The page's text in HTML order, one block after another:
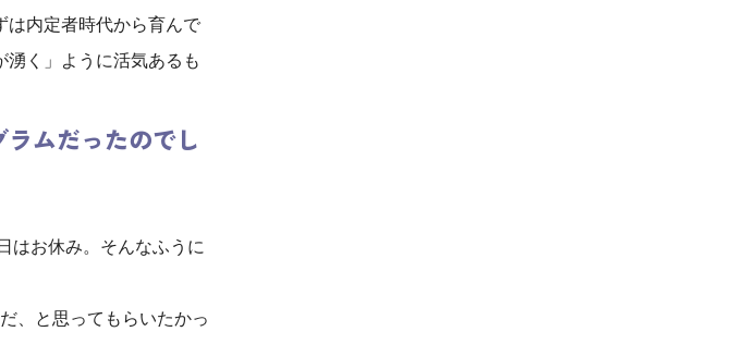
は内定者時代から育んで
湧く」ように活気あるも
ムだったのでし
はお休み。そんなふうに
、と思ってもらいたかっ